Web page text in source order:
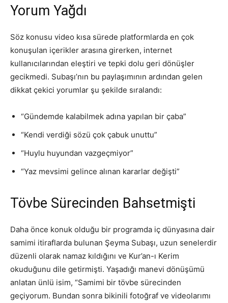
Yorum Yağdı
Söz konusu video kısa sürede platformlarda en çok
konuşulan içerikler arasına girerken, internet
kullanıcılarından eleştiri ve tepki dolu geri dönüşler
gecikmedi. Subaşı’nın bu paylaşımının ardından gelen
dikkat çekici yorumlar şu şekilde sıralandı:
“Gündemde kalabilmek adına yapılan bir çaba”
“Kendi verdiği sözü çok çabuk unuttu”
“Huylu huyundan vazgeçmiyor”
“Yaz mevsimi gelince alınan kararlar değişti”
Tövbe Sürecinden Bahsetmişti
Daha önce konuk olduğu bir programda iç dünyasına dair
samimi itiraflarda bulunan Şeyma Subaşı, uzun senelerdir
düzenli olarak namaz kıldığını ve Kur’an-ı Kerim
okuduğunu dile getirmişti. Yaşadığı manevi dönüşümü
anlatan ünlü isim, “Samimi bir tövbe sürecinden
geçiyorum. Bundan sonra bikinili fotoğraf ve videolarımı